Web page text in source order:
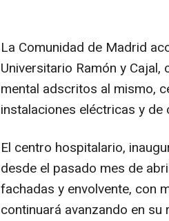
La Comunidad de Madrid
Universitario Ramón y
mental adscritos al mismo,
instalaciones eléctricas y de
El centro hospitalario,
desde el pasado mes de
fachadas y envolvente, con
continuará avanzando en